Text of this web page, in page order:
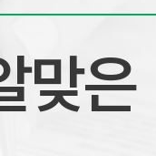
맞은